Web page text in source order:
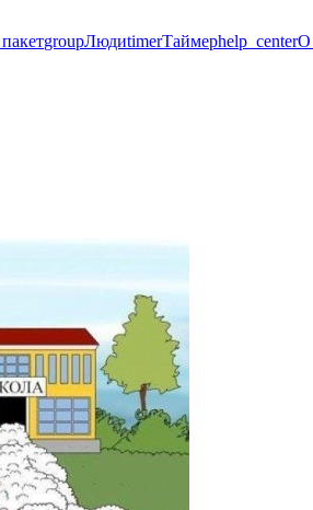
groupЛюдиtimerТаймерhelp_centerО